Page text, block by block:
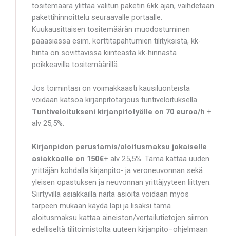
tositemäärä ylittää valitun paketin 6kk ajan, vaihdetaan
pakettihinnoittelu seuraavalle portaalle.
Kuukausittaisen tositemäärän muodostuminen
pääasiassa esim. korttitapahtumien tilityksistä, kk-
hinta on sovittavissa kiinteästä kk-hinnasta
poikkeavilla tositemäärillä.
Jos toimintasi on voimakkaasti kausiluonteista
voidaan katsoa kirjanpitotarjous tuntiveloituksella.
Tuntiveloitukseni kirjanpitotyölle on 70 euroa/h +
alv 25,5%.
Kirjanpidon perustamis/aloitusmaksu jokaiselle
asiakkaalle on 150€+ alv 25,5%. Tämä kattaa uuden
yrittäjän kohdalla kirjanpito- ja veroneuvonnan sekä
yleisen opastuksen ja neuvonnan yrittäjyyteen liittyen.
Siirtyvillä asiakkailla näitä asioita voidaan myös
tarpeen mukaan käydä läpi ja lisäksi tämä
aloitusmaksu kattaa aineiston/vertailutietojen siirron
edelliseltä tilitoimistolta uuteen kirjanpito–ohjelmaan